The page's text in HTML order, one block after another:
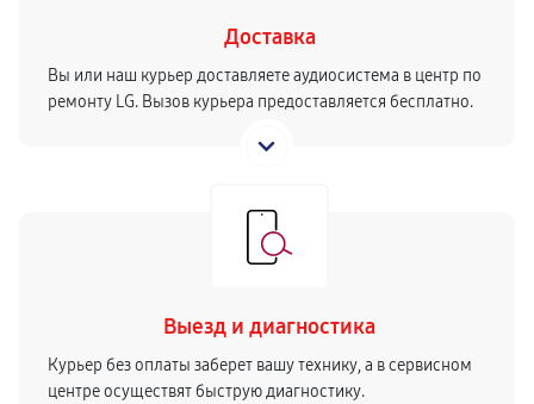
Доставка
Вы или наш курьер доставляете аудиосистема в центр по
ремонту LG. Вызов курьера предоставляется бесплатно.
Выезд и диагностика
Курьер без оплаты заберет вашу технику, а в сервисном
центре осуществят быструю диагностику.